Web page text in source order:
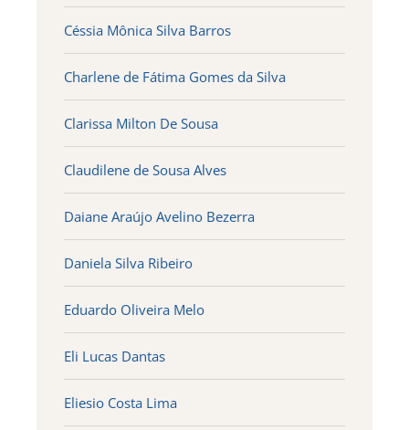
Céssia Mônica Silva Barros
Charlene de Fátima Gomes da Silva
Clarissa Milton De Sousa
Claudilene de Sousa Alves
Daiane Araújo Avelino Bezerra
Daniela Silva Ribeiro
Eduardo Oliveira Melo
Eli Lucas Dantas
Eliesio Costa Lima